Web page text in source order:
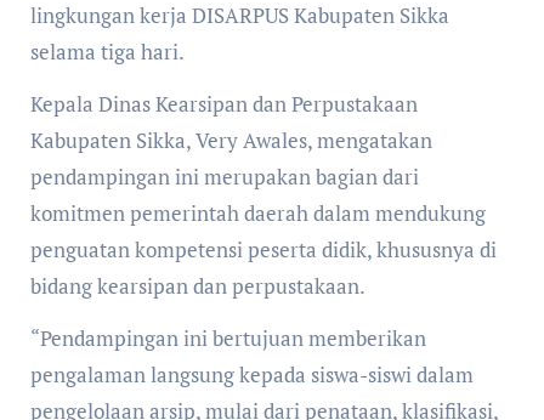
lingkungan kerja DISARPUS Kabupaten Sikka
selama tiga hari.
Kepala Dinas Kearsipan dan Perpustakaan
Kabupaten Sikka, Very Awales, mengatakan
pendampingan ini merupakan bagian dari
komitmen pemerintah daerah dalam mendukung
penguatan kompetensi peserta didik, khususnya di
bidang kearsipan dan perpustakaan.
“Pendampingan ini bertujuan memberikan
pengalaman langsung kepada siswa-siswi dalam
pengelolaan arsip, mulai dari penataan, klasifikasi,